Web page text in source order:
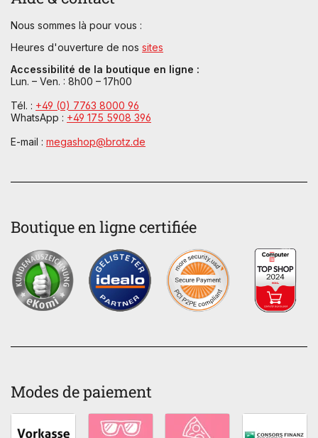
Nous sommes là pour vous :
Heures d'ouverture de nos sites
Accessibilité de la boutique en ligne :
Lun. – Ven. : 8h00 – 17h00
Tél. : +49 (0) 7763 8000 96
WhatsApp : +49 175 5908 396
E-mail : megashop@brotz.de
Boutique en ligne certifiée
Modes de paiement